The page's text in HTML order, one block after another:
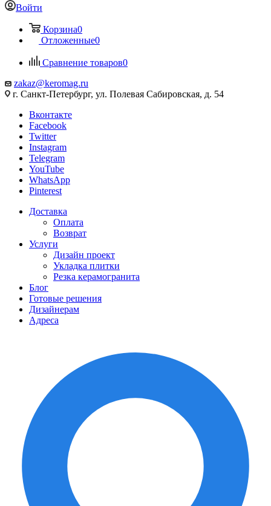
Войти
Корзина0
Отложенные0
Сравнение товаров0
zakaz@keromag.ru
г. Санкт-Петербург, ул. Полевая Сабировская, д. 54
Вконтакте
Facebook
Twitter
Instagram
Telegram
YouTube
WhatsApp
Pinterest
Доставка
Оплата
Возврат
Услуги
Дизайн проект
Укладка плитки
Резка керамогранита
Блог
Готовые решения
Дизайнерам
Адреса